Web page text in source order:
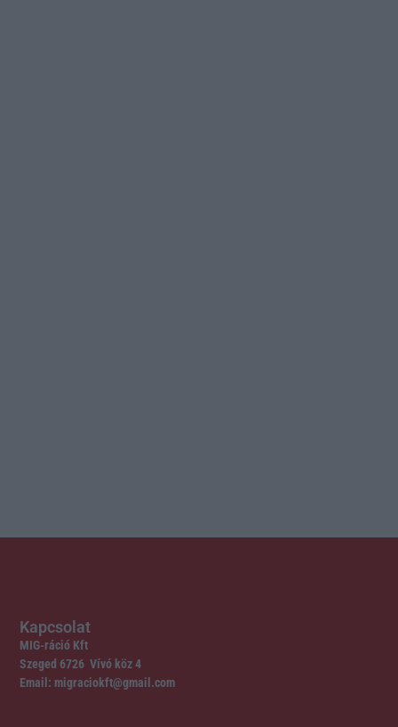
Kapcsolat
MIG-ráció Kft
Szeged 6726 Vívó köz 4
Email: migraciokft@gmail.com